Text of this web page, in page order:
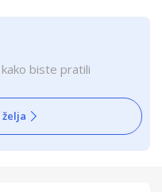
biste pratili